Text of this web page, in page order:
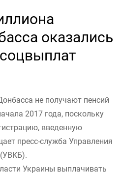
оказались
не получают пенсий
2017 года, поскольку
введенную
пресс-служба Управления
Украины выплачивать